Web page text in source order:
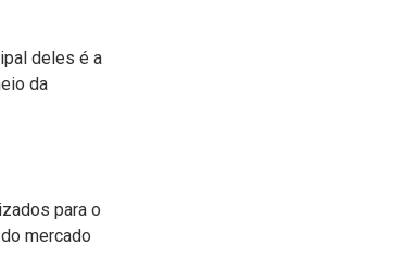
deles é a
da
para o
mercado